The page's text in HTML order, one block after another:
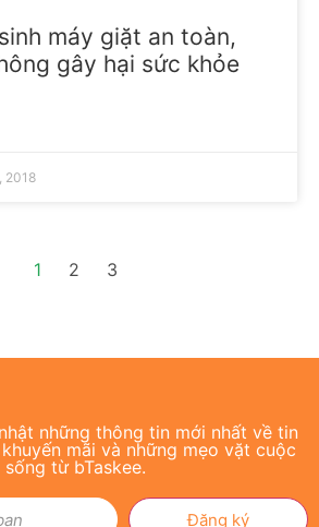
máy giặt an toàn,
gây hại sức khỏe
2018
1 2 3
những thông tin mới nhất về tin
mãi và những mẹo vặt cuộc
sống từ bTaskee.
Đăng ký